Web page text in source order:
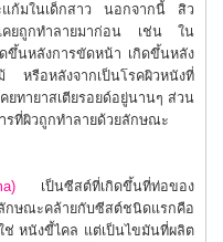
แก้มในเด็กสาว นอกจากนี้ สิว
เคยถูกทำลายมาก่อน เช่น ใน
ขึ้นหลังการขัดหน้า เกิดขึ้นหลัง
หรือหลังจากเป็นโรคผิวหนังที่
ยทายาสเตียรอยด์อยู่นานๆ ส่วน
รที่ผิวถูกทำลายด้วยลักษณะ
เป็นซีสต์ที่เกิดขึ้นที่ท่อของ
ษณะคล้ายกับซีสต์ชนิดแรกคือ
ช่ หนังขี้ไคล แต่เป็นไขมันที่ผลิต